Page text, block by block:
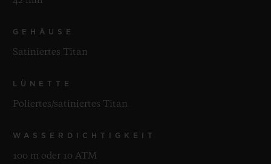
GEHÄUSE
Satiniertes Titan
LÜNETTE
Poliertes/satiniertes Titan
WASSERDICHTIGKEIT
100 m oder 10 ATM